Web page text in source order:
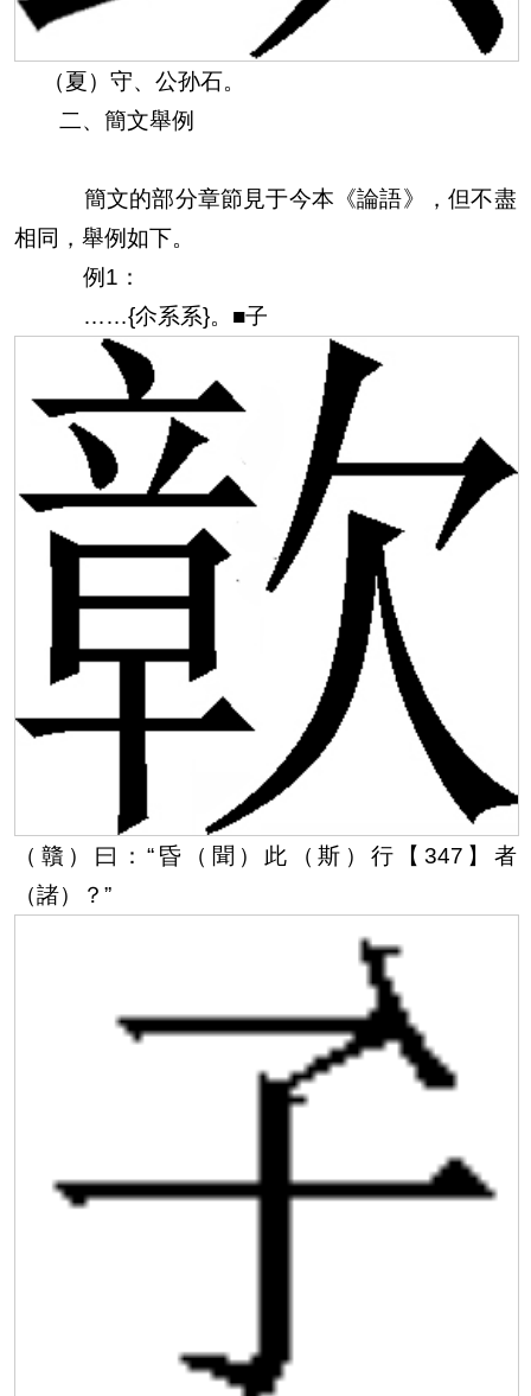
（夏） 守、公孙石。
二、簡文舉例
簡文的部分章節見于今本《論語》，但不盡
相同，舉例如下。
例1：
……{尒系系}。■子
（贛）曰：“昏（聞）此（斯）行【347】 者
（諸）？”